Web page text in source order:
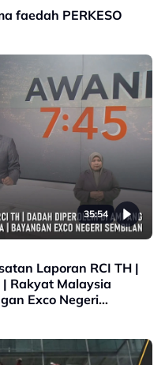
faedah PERKESO
35:54
Laporan RCI TH |
Rakyat Malaysia
Exco Negeri